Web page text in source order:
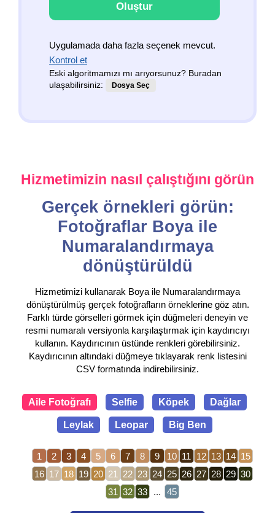
Oluştur
Uygulamada daha fazla seçenek mevcut.
Kontrol et
Eski algoritmamızı mı arıyorsunuz? Buradan
ulaşabilirsiniz:
Dosya Seç
Hizmetimizin nasıl çalıştığını görün
Gerçek örnekleri görün:
Fotoğraflar Boya ile
Numaralandırmaya
dönüştürüldü
Hizmetimizi kullanarak Boya ile Numaralandırmaya
dönüştürülmüş gerçek fotoğrafların örneklerine göz atın.
Farklı türde görselleri görmek için düğmeleri deneyin ve
resmi numaralı versiyonla karşılaştırmak için kaydırıcıyı
kullanın. Kaydırıcının üstünde renkleri görebilirsiniz.
Kaydırıcının altındaki düğmeye tıklayarak renk listesini
CSV formatında indirebilirsiniz.
Aile Fotoğrafı Selfie Köpek Dağlar
Leylak Leopar Big Ben
1 2 3 4 5 6 7 8 9 10 11 12 13 14 15
16 17 18 19 20 21 22 23 24 25 26 27 28 29 30
31 32 33 ... 45